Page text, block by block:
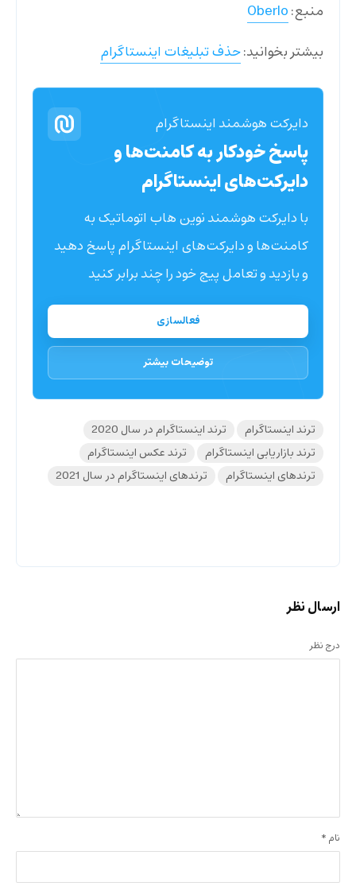
منبع:Oberlo
بیشتر بخوانید:حذف تبلیغات اینستاگرام
دایرکت هوشمند اینستاگرام
پاسخ خودکار به کامنت‌ها و
دایرکت‌های اینستاگرام
با دایرکت هوشمند نوین هاب اتوماتیک به
کامنت‌ها و دایرکت‌های اینستاگرام پاسخ دهید
و بازدید و تعامل پیج خود را چند برابر کنید
فعالسازی
توضیحات بیشتر
ترند اینستاگرام
ترند اینستاگرام در سال 2020
ترند بازاریابی اینستاگرام
ترند عکس اینستاگرام
ترندهای اینستاگرام
ترندهای اینستاگرام در سال 2021
ارسال نظر
درج نظر
نام *